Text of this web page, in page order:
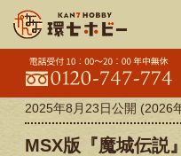
2025年8月23日公開 (2026
MSX版『魔城伝説